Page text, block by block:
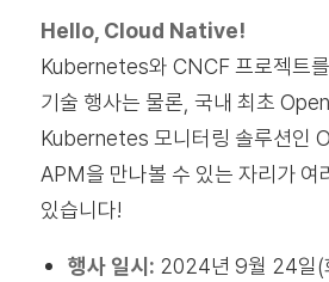
Hello, Cloud Native!
Kubernetes와 CNCF 프로젝트
기술 행사는 물론, 국내 최초
Kubernetes 모니터링 솔루션인
APM을 만나볼 수 있는 자리가 여
있습니다!
행사 일시: 2024년 9월 24일(